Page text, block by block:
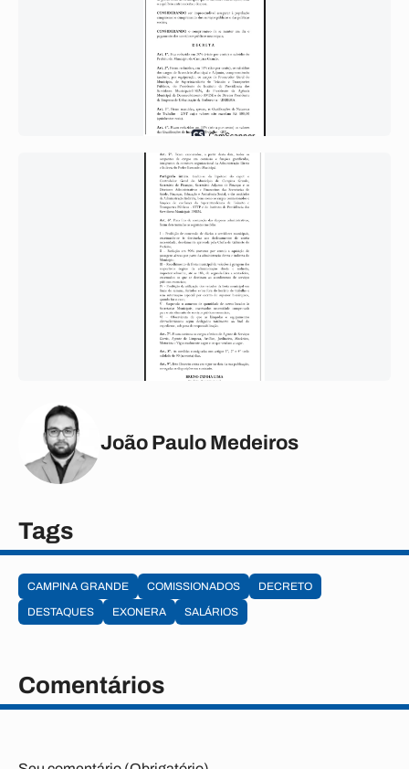
João Paulo Medeiros
Tags
CAMPINA GRANDE COMISSIONADOS
DECRETO
DESTAQUES
EXONERA SALÁRIOS
Comentários